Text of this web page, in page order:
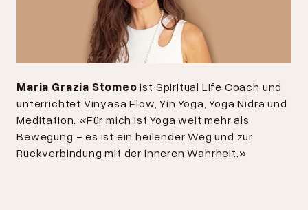
Maria Grazia Stomeo ist Spiritual Life Coach und
unterrichtet Vinyasa Flow, Yin Yoga, Yoga Nidra und
Meditation. «Für mich ist Yoga weit mehr als
Bewegung - es ist ein heilender Weg und zur
Rückverbindung mit der inneren Wahrheit.»